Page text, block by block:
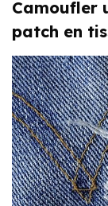
Camoufler
patch en